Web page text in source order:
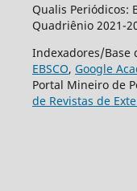
Qualis Periódicos:
Quadriênio 2021-
Indexadores/Base
EBSCO, Google
Portal Mineiro de
de Revistas de